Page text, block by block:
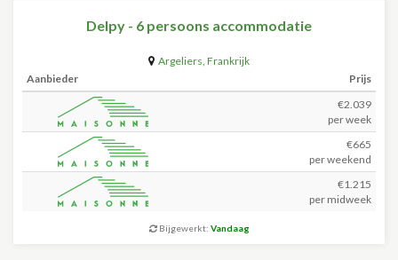
Delpy - 6 persoons accommodatie
Argeliers, Frankrijk
Aanbieder
Prijs
€2.039
per week
€665
per weekend
€1.215
per midweek
Bijgewerkt: Vandaag